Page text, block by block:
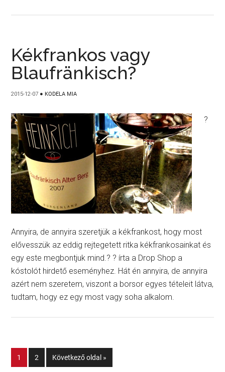
Kékfrankos vagy
Blaufränkisch?
2015-12-07 ● KODELA MIA
?
Annyira, de annyira szeretjük a kékfrankost, hogy most
elővesszük az eddig rejtegetett ritka kékfrankosainkat és
egy este megbontjuk mind.? ? írta a Drop Shop a
kóstolót hirdető eseményhez. Hát én annyira, de annyira
azért nem szeretem, viszont a borsor egyes tételeit látva,
tudtam, hogy ez egy most vagy soha alkalom.
1 2 Következő oldal »